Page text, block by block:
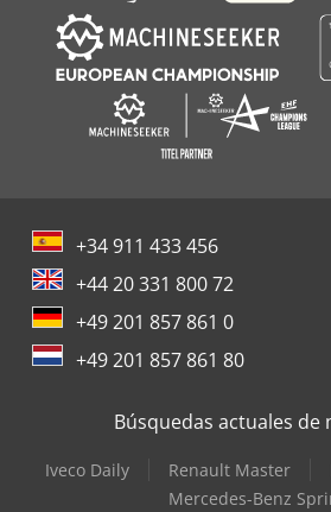
+34 911 433 456
+44 20 331 800 72
+49 201 857 861 0
+49 201 857 861 80
Búsquedas actuales de
Iveco Daily Renault Master
Mercedes-Benz